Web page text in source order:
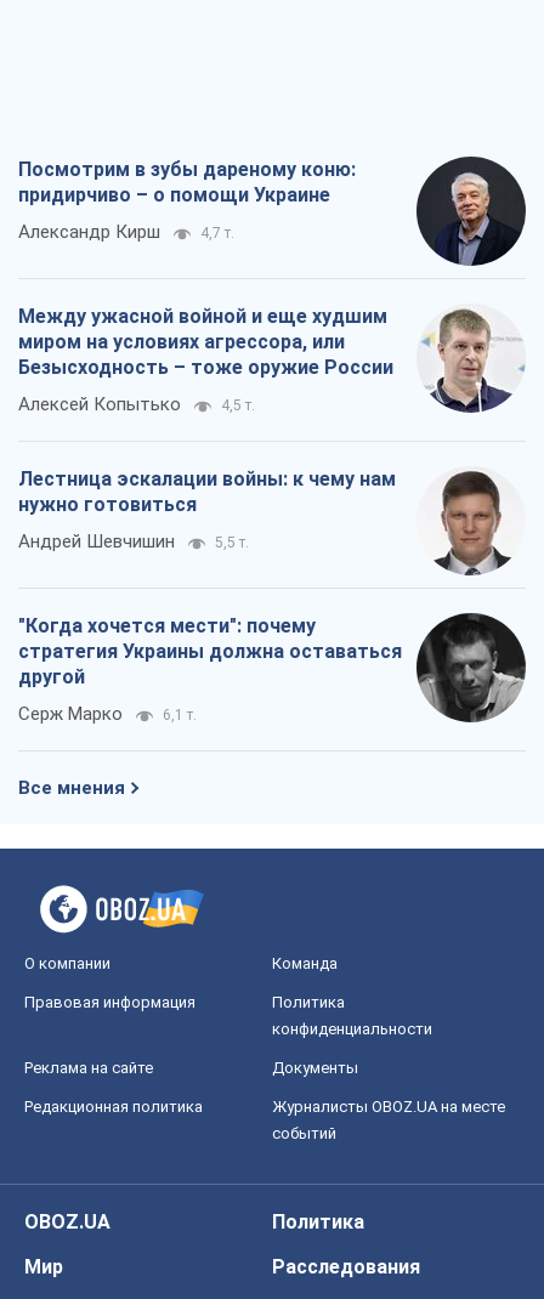
Посмотрим в зубы дареному коню:
придирчиво – о помощи Украине
Александр Кирш 4,7 т.
Между ужасной войной и еще худшим
миром на условиях агрессора, или
Безысходность – тоже оружие России
Алексей Копытько 4,5 т.
Лестница эскалации войны: к чему нам
нужно готовиться
Андрей Шевчишин 5,5 т.
"Когда хочется мести": почему
стратегия Украины должна оставаться
другой
Серж Марко 6,1 т.
Все мнения
О компании Команда
Правовая информация
Политика
конфиденциальности
Реклама на сайте Документы
Редакционная политика
Журналисты OBOZ.UA на месте
событий
OBOZ.UA
Политика
Мир
Расследования